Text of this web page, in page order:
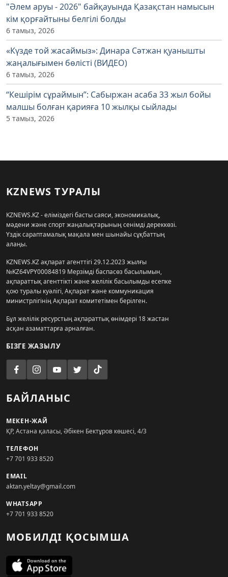
"Әлем аруы - 2026" байқауында Қазақстан намысын
кім қорғайтыны белгілі болды
6 тамыз, 2026
«Күзде той жасаймыз»: Динара Сәтжан қуанышты
жаңалығымен бөлісті (ВИДЕО)
6 тамыз, 2026
“Кешірім сұраймын”: Сабыржан асаба 33 жыл бойы
малшы болған қарияға 10 жылқы сыйлады
5 тамыз, 2026
KZNEWS ТУРАЛЫ
KZNEWS.KZ - еліміздегі басты саяси, экономикалық,
мәдени және спорт жаңалықтарының сенімді дереккөзі.
Үздік сараптамалық мақала мен шынайы сұқбаттың
алаңы.
KZNEWS.KZ ақпарат агенттігі 29.12.2023 жылғы
№KZ64VPY00084819 Мерзімді баспасөз басылымын,
ақпараттық агенттікті және желілік басылымды есепке
қою туралы куәлігі, Ақпарат және коммуникация
министрлігінің Ақпарат комитетімен берілген.
Бұл желілік ресурстың ақпараттық өнімдері 18 жастан
асқан азаматтарға арналған.
БІЗГЕ ЖАЗЫЛУ
БАЙЛАНЫС
МЕКЕН-ЖАЙ
ҚР, Астана қаласы, Әбікен Бектұров көшесі, 4/3
ТЕЛЕФОН
+7 701 933 8520
EMAIL
aktan.yeltay@gmail.com
WHATSAPP
+7 701 933 8520
МОБИЛДІ ҚОСЫМША